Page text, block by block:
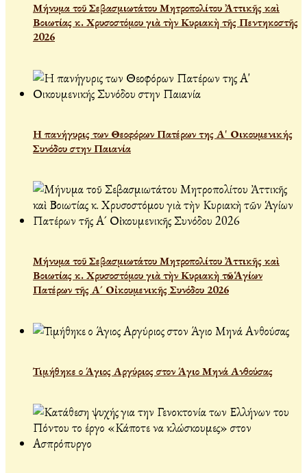
Μήνυμα τοῦ Σεβασμιωτάτου Μητροπολίτου Ἀττικῆς καὶ
Βοιωτίας κ. Χρυσοστόμου γιὰ τὴν Κυριακὴ τῆς Πεντηκοστῆς
2026
Η πανήγυρις των Θεοφόρων Πατέρων της Α' Οικουμενικής
Συνόδου στην Παιανία
Μήνυμα τοῦ Σεβασμιωτάτου Μητροπολίτου Ἀττικῆς καὶ
Βοιωτίας κ. Χρυσοστόμου γιὰ τὴν Κυριακὴ τῶν Ἁγίων
Πατέρων τῆς Α´ Οἰκουμενικῆς Συνόδου 2026
Τιμήθηκε ο Άγιος Αργύριος στον Άγιο Μηνά Ανθούσας